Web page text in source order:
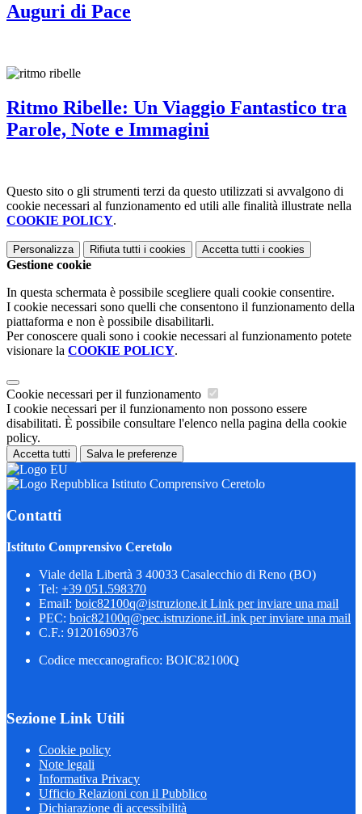
Auguri di Pace
Ritmo Ribelle: Un Viaggio Fantastico tra
Parole, Note e Immagini
Questo sito o gli strumenti terzi da questo utilizzati si avvalgono di
cookie necessari al funzionamento ed utili alle finalità illustrate nella
COOKIE POLICY.
Personalizza Rifiuta tutti i cookies Accetta tutti i cookies
Gestione cookie
In questa schermata è possibile scegliere quali cookie consentire.
I cookie necessari sono quelli che consentono il funzionamento della
piattaforma e non è possibile disabilitarli.
Per conoscere quali sono i cookie necessari al funzionamento potete
visionare la COOKIE POLICY.
Cookie necessari per il funzionamento
I cookie necessari per il funzionamento non possono essere
disabilitati. È possibile consultare l'elenco nella pagina della cookie
policy.
Accetta tutti Salva le preferenze
Istituto Comprensivo Ceretolo
Contatti
Istituto Comprensivo Ceretolo
Viale della Libertà 3 40033 Casalecchio di Reno (BO)
Tel: +39 051.598370
Email: boic82100q@istruzione.it Link per inviare una mail
PEC: boic82100q@pec.istruzione.itLink per inviare una mail
C.F.: 91201690376
Codice meccanografico: BOIC82100Q
Sezione Link Utili
Cookie policy
Note legali
Informativa Privacy
Ufficio Relazioni con il Pubblico
Dichiarazione di accessibilità